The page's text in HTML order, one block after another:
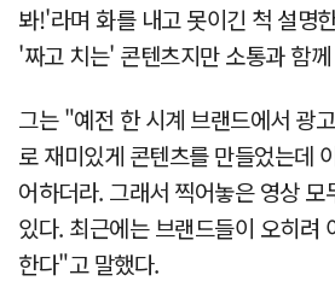
봐!'라며 화를 내고 못이긴 척 설명
'짜고 치는' 콘텐츠지만 소통과 함
그는 "예전 한 시계 브랜드에서 광
로 재미있게 콘텐츠를 만들었는데
어하더라. 그래서 찍어놓은 영상
있다. 최근에는 브랜드들이 오히려
한다"고 말했다.